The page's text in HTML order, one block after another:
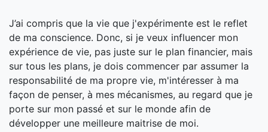
J’ai compris que la vie que j'expérimente est le reflet
de ma conscience. Donc, si je veux influencer mon
expérience de vie, pas juste sur le plan financier, mais
sur tous les plans, je dois commencer par assumer la
responsabilité de ma propre vie, m'intéresser à ma
façon de penser, à mes mécanismes, au regard que je
porte sur mon passé et sur le monde afin de
développer une meilleure maitrise de moi.